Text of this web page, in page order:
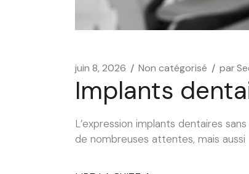
juin 8, 2026 Non catégorisé par
Implants
L’expression implants dentaires
de nombreuses attentes, mais aussi